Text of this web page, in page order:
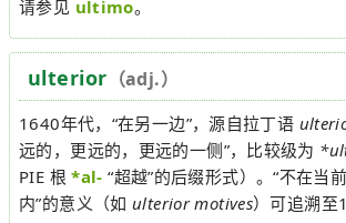
请参见 ultimo。
ulterior （adj.）
1640年代，“在另一边”，源自拉丁语
远的，更远的，更远的一侧”，比较级为
PIE 根*al- “超越”的后缀形式）。“不在当
内”的意义（如 ulterior motives）可追溯至